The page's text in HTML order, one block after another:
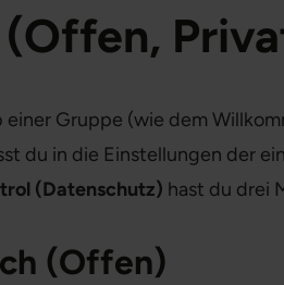
einer Gruppe (wie dem
du in die Einstellungen der
(Datenschutz) hast du drei
(Offen)